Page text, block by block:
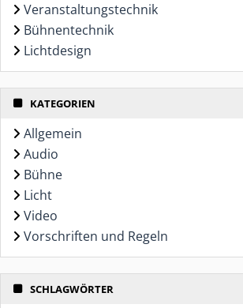
Veranstaltungstechnik
Bühnentechnik
Lichtdesign
KATEGORIEN
Allgemein
Audio
Bühne
Licht
Video
Vorschriften und Regeln
SCHLAGWÖRTER